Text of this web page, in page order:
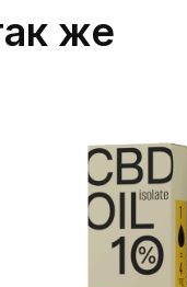
же